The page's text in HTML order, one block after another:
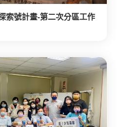
索號計畫-第二次分區工作